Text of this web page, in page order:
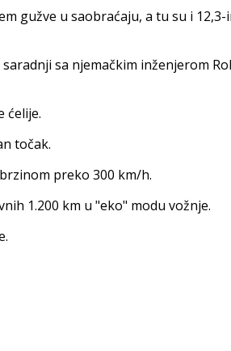
gužve u saobraćaju, a tu su i 12,3-
sa njemačkim inženjerom
ćelije.
točak.
preko 300 km/h.
1.200 km u "eko" modu vožnje.